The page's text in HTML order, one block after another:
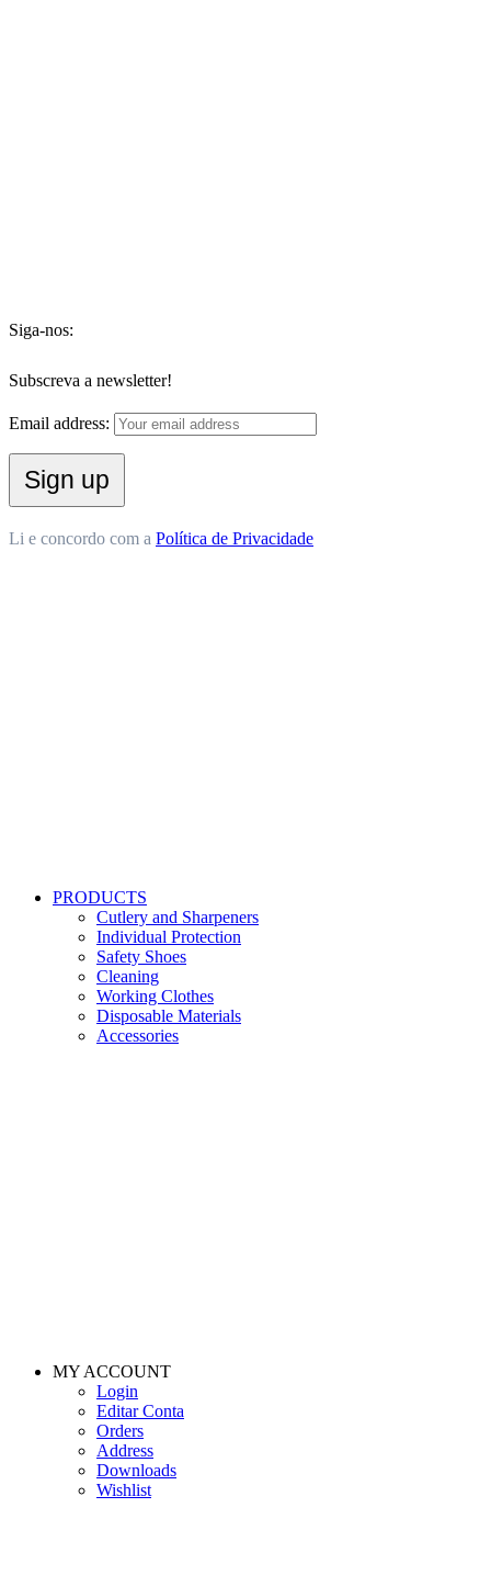
Siga-nos:
Subscreva a newsletter!
Email address:
Li e concordo com a Política de Privacidade
PRODUCTS
Cutlery and Sharpeners
Individual Protection
Safety Shoes
Cleaning
Working Clothes
Disposable Materials
Accessories
MY ACCOUNT
Login
Editar Conta
Orders
Address
Downloads
Wishlist